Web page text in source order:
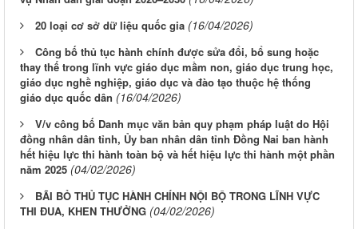
20 loại cơ sở dữ liệu quốc gia (16/04/2026)
Công bố thủ tục hành chính được sửa đổi, bổ sung hoặc
thay thế trong lĩnh vực giáo dục mầm non, giáo dục trung học,
giáo dục nghề nghiệp, giáo dục và đào tạo thuộc hệ thống
giáo dục quốc dân (16/04/2026)
V/v công bố Danh mục văn bản quy phạm pháp luật do Hội
đồng nhân dân tỉnh, Ủy ban nhân dân tỉnh Đồng Nai ban hành
hết hiệu lực thi hành toàn bộ và hết hiệu lực thi hành một phần
năm 2025 (04/02/2026)
BÃI BỎ THỦ TỤC HÀNH CHÍNH NỘI BỘ TRONG LĨNH VỰC
THI ĐUA, KHEN THƯỞNG (04/02/2026)